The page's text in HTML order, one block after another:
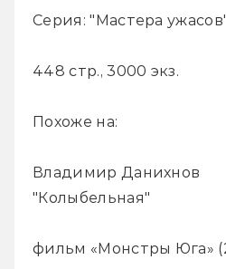
Серия: "Мастера
448 стр., 3000 экз.
Похоже на:
Владимир Данихнов
"Колыбельная"
фильм «Монстры Юга»